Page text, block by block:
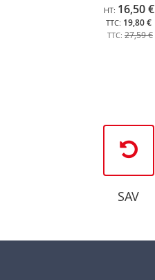
19,80 €
16,50 €
27,59 €
SAV